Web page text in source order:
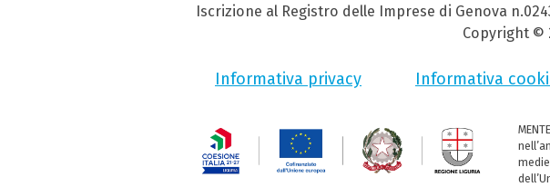
Iscrizione al Registro delle Imprese di Genova
Copyright ©
Informativa privacy Informativa